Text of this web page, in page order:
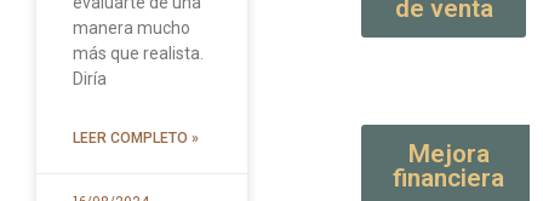
manera mucho
más que realista.
Diría
LEER COMPLETO »
de venta
Mejora
financiera